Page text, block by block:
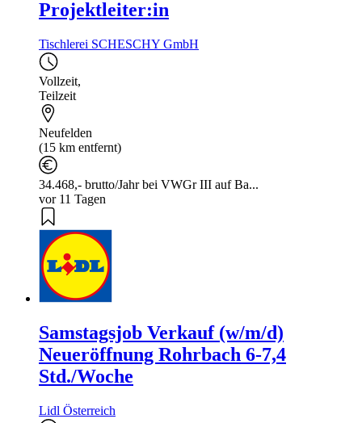
Projektleiter:in
Tischlerei SCHESCHY GmbH
Vollzeit,
Teilzeit
Neufelden
(15 km entfernt)
34.468,- brutto/Jahr bei VWGr III auf Ba...
vor 11 Tagen
Samstagsjob Verkauf (w/m/d)
Neueröffnung Rohrbach 6-7,4
Std./Woche
Lidl Österreich